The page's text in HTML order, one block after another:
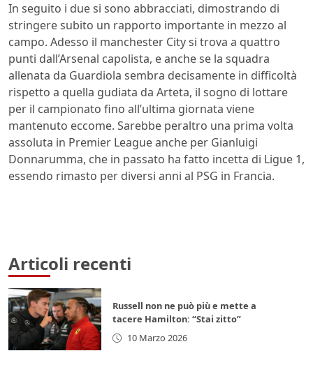
In seguito i due si sono abbracciati, dimostrando di
stringere subito un rapporto importante in mezzo al
campo. Adesso il manchester City si trova a quattro
punti dall’Arsenal capolista, e anche se la squadra
allenata da Guardiola sembra decisamente in difficoltà
rispetto a quella gudiata da Arteta, il sogno di lottare
per il campionato fino all’ultima giornata viene
mantenuto eccome. Sarebbe peraltro una prima volta
assoluta in Premier League anche per Gianluigi
Donnarumma, che in passato ha fatto incetta di Ligue 1,
essendo rimasto per diversi anni al PSG in Francia.
Articoli recenti
Russell non ne può più e mette a
tacere Hamilton: “Stai zitto”
10 Marzo 2026